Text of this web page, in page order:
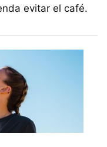
evitar el café.